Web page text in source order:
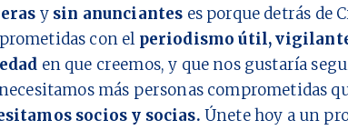
y sin anunciantes es porque detrás de
con el periodismo útil,
en que creemos, y que nos gustaría
más personas comprometidas
socios y socias. Únete hoy a un